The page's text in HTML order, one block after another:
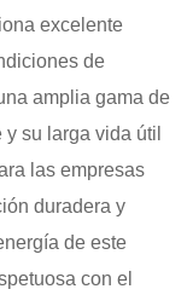
excelente
de
amplia gama de
su larga vida útil
las empresas
duradera y
de este
con el